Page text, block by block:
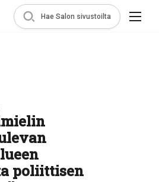
Hae Salon sivustoilta
poliittisen